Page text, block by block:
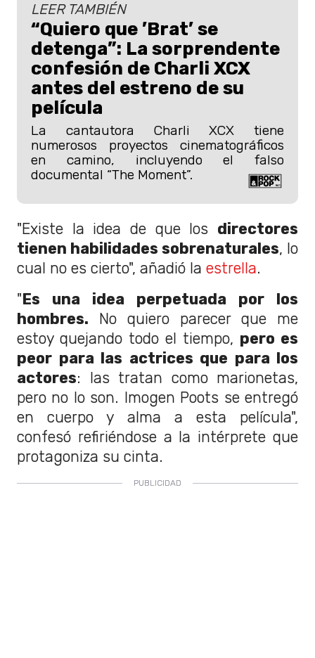
LEER TAMBIÉN
“Quiero que ’Brat’ se
detenga”: La sorprendente
confesión de Charli XCX
antes del estreno de su
película
La cantautora Charli XCX tiene
numerosos proyectos cinematográficos
en camino, incluyendo el falso
documental “The Moment”.
"Existe la idea de que los directores
tienen habilidades sobrenaturales, lo
cual no es cierto", añadió la estrella.
"Es una idea perpetuada por los
hombres. No quiero parecer que me
estoy quejando todo el tiempo, pero es
peor para las actrices que para los
actores: las tratan como marionetas,
pero no lo son. Imogen Poots se entregó
en cuerpo y alma a esta película",
confesó refiriéndose a la intérprete que
protagoniza su cinta.